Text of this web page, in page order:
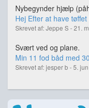
Nybegynder hjælp
Hej Efter at have
Skrevet af: Jeppe S - 21.
Svært ved og plane.
Min 11 fod båd med
Skrevet af: jesper b - 5.